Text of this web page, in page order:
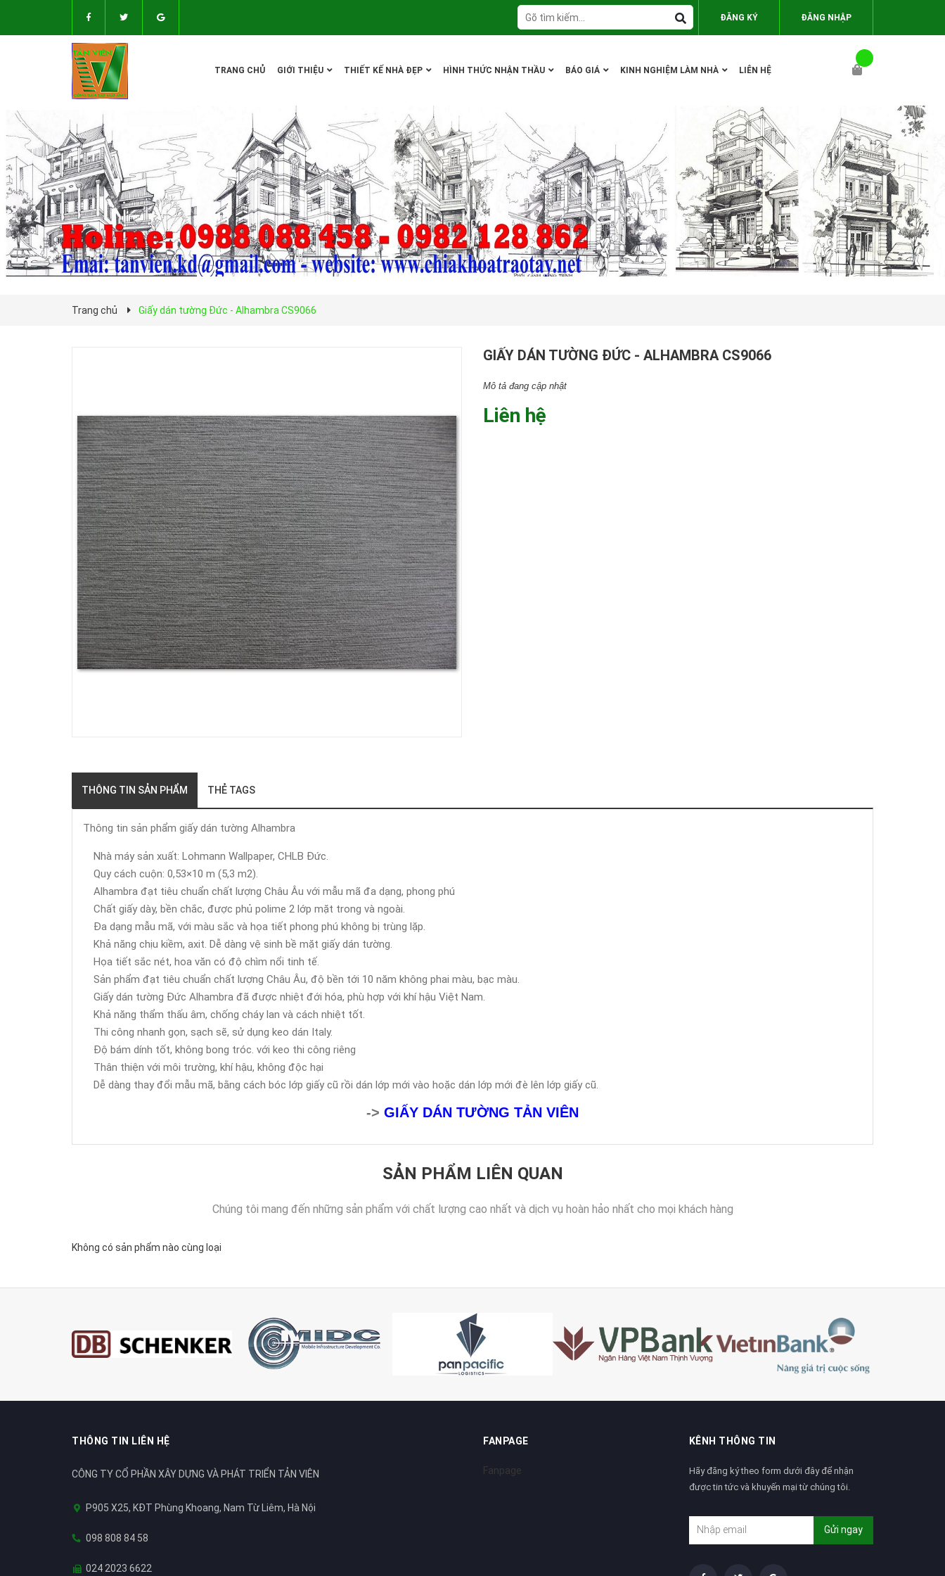
ĐĂNG KÝ ĐĂNG NHẬP
TRANG CHỦ GIỚI THIỆU THIẾT KẾ NHÀ ĐẸP HÌNH THỨC NHẬN THẦU BÁO GIÁ KINH NGHIỆM LÀM NHÀ LIÊN HỆ
Trang chủ Giấy dán tường Đức - Alhambra CS9066
GIẤY DÁN TƯỜNG ĐỨC - ALHAMBRA CS9066
Mô tả đang cập nhật
Liên hệ
THÔNG TIN SẢN PHẨM THẺ TAGS
Thông tin sản phẩm giấy dán tường Alhambra
Nhà máy sản xuất: Lohmann Wallpaper, CHLB Đức.
Quy cách cuộn: 0,53×10 m (5,3 m2).
Alhambra đạt tiêu chuẩn chất lượng Châu Âu với mẫu mã đa dạng, phong phú
Chất giấy dày, bền chắc, được phủ polime 2 lớp mặt trong và ngoài.
Đa dạng mẫu mã, với màu sắc và họa tiết phong phú không bị trùng lặp.
Khả năng chịu kiềm, axit. Dễ dàng vệ sinh bề mặt giấy dán tường.
Họa tiết sắc nét, hoa văn có độ chìm nổi tinh tế.
Sản phẩm đạt tiêu chuẩn chất lượng Châu Âu, độ bền tới 10 năm không phai màu, bạc màu.
Giấy dán tường Đức Alhambra đã được nhiệt đới hóa, phù hợp với khí hậu Việt Nam.
Khả năng thẩm thấu âm, chống cháy lan và cách nhiệt tốt.
Thi công nhanh gọn, sạch sẽ, sử dụng keo dán Italy.
Độ bám dính tốt, không bong tróc. với keo thi công riêng
Thân thiện với môi trường, khí hậu, không độc hại
Dễ dàng thay đổi mẫu mã, bằng cách bóc lớp giấy cũ rồi dán lớp mới vào hoặc dán lớp mới đè lên lớp giấy cũ.
-> GIẤY DÁN TƯỜNG TẢN VIÊN
SẢN PHẨM LIÊN QUAN
Chúng tôi mang đến những sản phẩm với chất lượng cao nhất và dịch vụ hoàn hảo nhất cho mọi khách hàng
Không có sản phẩm nào cùng loại
THÔNG TIN LIÊN HỆ
CÔNG TY CỔ PHẦN XÂY DỰNG VÀ PHÁT TRIỂN TẢN VIÊN
P905 X25, KĐT Phùng Khoang, Nam Từ Liêm, Hà Nội
098 808 84 58
024 2023 6622
FANPAGE
Fanpage
KÊNH THÔNG TIN
Hãy đăng ký theo form dưới đây để nhận
được tin tức và khuyến mại từ chúng tôi.
Gửi ngay